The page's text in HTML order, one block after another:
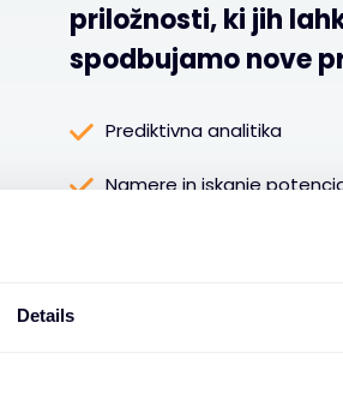
Details
priložnosti, ki jih
spodbujamo nove
Prediktivna analitika
Namere in iskanje